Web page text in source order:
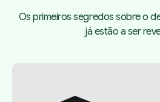
Os primeiros segredos sobre o
já estão a ser